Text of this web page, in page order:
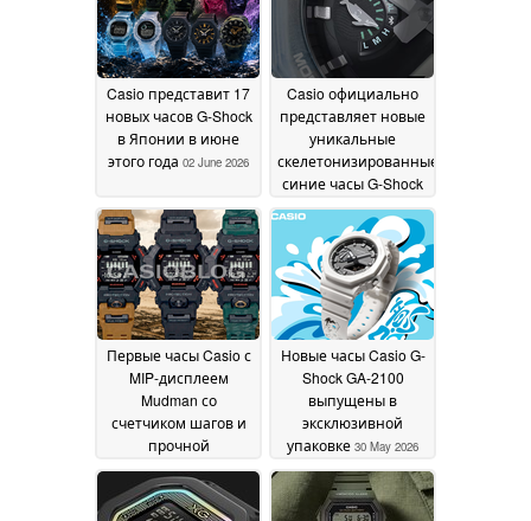
Casio представит 17
новых часов G-Shock
в Японии в июне
этого года 02 June 2026
Casio официально
представляет новые
уникальные
скелетонизированные
синие часы G-Shock
Frogman и CasiOak01
June 2026
Первые часы Casio с
MIP-дисплеем
Mudman со
счетчиком шагов и
прочной
конструкцией30 May
2026
Новые часы Casio G-
Shock GA-2100
выпущены в
эксклюзивной
упаковке 30 May 2026